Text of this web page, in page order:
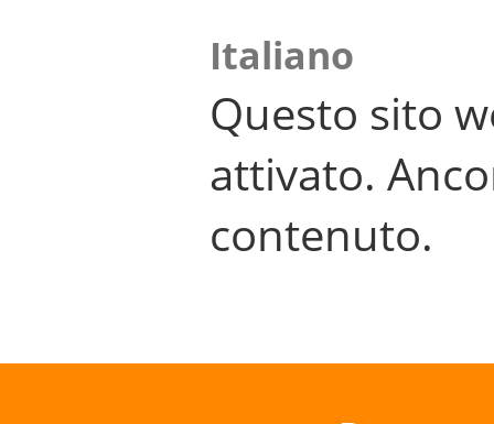
Italiano
Questo sito
attivato.
contenuto.